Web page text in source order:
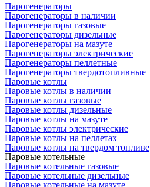
Парогенераторы
Парогенераторы в наличии
Парогенераторы газовые
Парогенераторы дизельные
Парогенераторы на мазуте
Парогенераторы электрические
Парогенераторы пеллетные
Парогенераторы твердотопливные
Паровые котлы
Паровые котлы в наличии
Паровые котлы газовые
Паровые котлы дизельные
Паровые котлы на мазуте
Паровые котлы электрические
Паровые котлы на пеллетах
Паровые котлы на твердом топливе
Паровые котельные
Паровые котельные газовые
Паровые котельные дизельные
Паровые котельные на мазуте